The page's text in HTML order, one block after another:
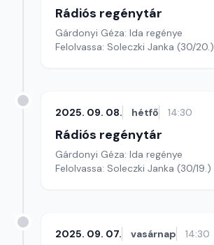
Rádiós regénytár
Gárdonyi Géza: Ida regénye
Felolvassa: Soleczki Janka (30/20.)
2025. 09. 08. hétfő 14:30
Rádiós regénytár
Gárdonyi Géza: Ida regénye
Felolvassa: Soleczki Janka (30/19.)
2025. 09. 07. vasárnap 14:30